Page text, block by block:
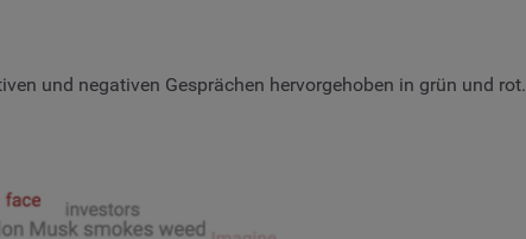
und negativen Gesprächen hervorgehoben in grün und rot.